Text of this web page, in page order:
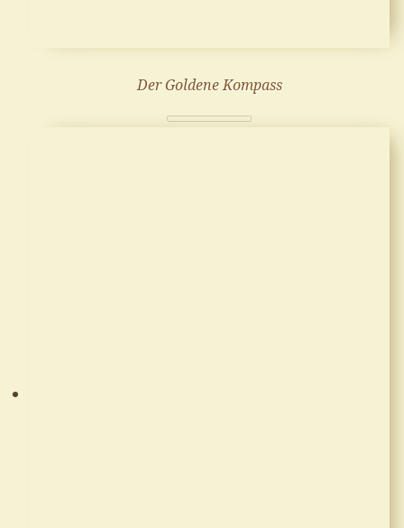
Der Goldene Kompass